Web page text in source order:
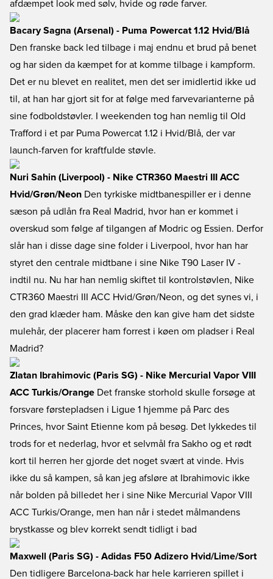
afdæmpet look med sølv, hvide og røde farver.
Bacary Sagna (Arsenal) - Puma Powercat 1.12 Hvid/Blå
Den franske back led tilbage i maj endnu et brud på benet
og har siden da kæmpet for at komme tilbage i kampform.
Det er nu blevet en realitet, men det ser imidlertid ikke ud
til, at han har gjort sit for at følge med farvevarianterne på
sine fodboldstøvler. I weekenden tog han nemlig til Old
Trafford i et par Puma Powercat 1.12 i Hvid/Blå, der var
launch-farven for kraftfulde støvle.
Nuri Sahin (Liverpool) - Nike CTR360 Maestri III ACC
Hvid/Grøn/Neon Den tyrkiske midtbanespiller er i denne
sæson på udlån fra Real Madrid, hvor han er kommet i
overskud som følge af tilgangen af Modric og Essien. Derfor
slår han i disse dage sine folder i Liverpool, hvor han har
styret den centrale midtbane i sine Nike T90 Laser IV -
indtil nu. Nu har han nemlig skiftet til kontrolstøvlen, Nike
CTR360 Maestri III ACC Hvid/Grøn/Neon, og det synes vi, i
den grad klæder ham. Måske den kan give ham det sidste
mulehår, der placerer ham forrest i køen om pladser i Real
Madrid?
Zlatan Ibrahimovic (Paris SG) - Nike Mercurial Vapor VIII
ACC Turkis/Orange Det franske storhold skulle forsøge at
forsvare førstepladsen i Ligue 1 hjemme på Parc des
Princes, hvor Saint Etienne kom på besøg. Det lykkedes til
trods for et nederlag, hvor et selvmål fra Sakho og et rødt
kort til herren her gjorde det noget svært at vinde. Hvis
ikke du så kampen, så kan jeg afsløre at Ibrahimovic ikke
når bolden på billedet her i sine Nike Mercurial Vapor VIII
ACC Turkis/Orange, men han når i stedet målmandens
brystkasse og blev korrekt sendt tidligt i bad
Maxwell (Paris SG) - Adidas F50 Adizero Hvid/Lime/Sort
Den tidligere Barcelona-back har hele karrieren spillet i